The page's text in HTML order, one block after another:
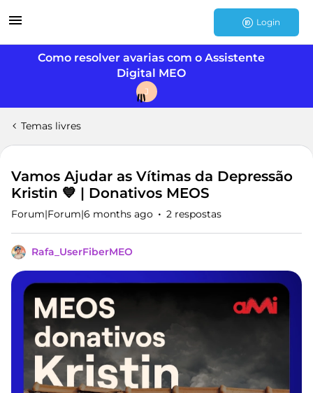
Login
Como resolver avarias com o Assistente
Digital MEO
J
Temas livres
Vamos Ajudar as Vítimas da Depressão
Kristin 💙 | Donativos MEOS
Forum|Forum|6 months ago 2 respostas
Rafa_UserFiberMEO